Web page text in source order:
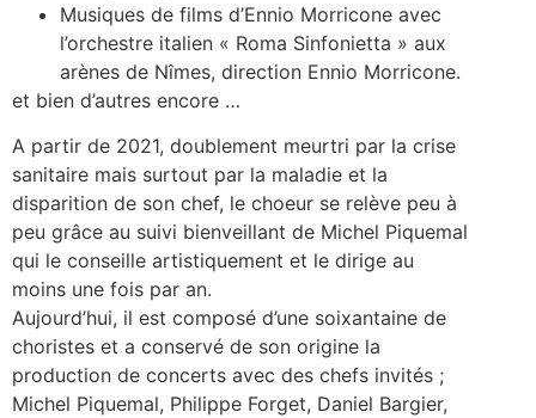
Musiques de films d’Ennio Morricone avec
l’orchestre italien « Roma Sinfonietta » aux
arènes de Nîmes, direction Ennio Morricone.
et bien d’autres encore …
A partir de 2021, doublement meurtri par la crise
sanitaire mais surtout par la maladie et la
disparition de son chef, le choeur se relève peu à
peu grâce au suivi bienveillant de Michel Piquemal
qui le conseille artistiquement et le dirige au
moins une fois par an.
Aujourd’hui, il est composé d’une soixantaine de
choristes et a conservé de son origine la
production de concerts avec des chefs invités ;
Michel Piquemal, Philippe Forget, Daniel Bargier,